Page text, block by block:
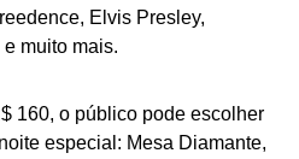
Elvis Presley,
muito mais.
160, o público pode escolher
especial: Mesa Diamante,